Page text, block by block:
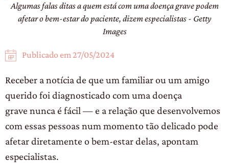
Algumas falas ditas a quem está com uma doença grave podem
afetar o bem-estar do paciente, dizem especialistas - Getty
Images
Publicado em27/05/2024
Receber a notícia de que um familiar ou um amigo
querido foi diagnosticado com uma doença
grave nunca é fácil — e a relação que desenvolvemos
com essas pessoas num momento tão delicado pode
afetar diretamente o bem-estar delas, apontam
especialistas.